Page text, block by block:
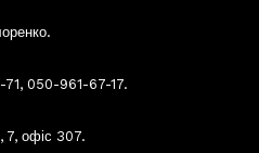
050-961-67-17.
7, офіс 307.